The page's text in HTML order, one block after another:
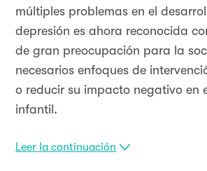
múltiples problemas en el
depresión es ahora reconocida
de gran preocupación para la
necesarios enfoques de
o reducir su impacto negativo en
infantil.
Leer la continuación